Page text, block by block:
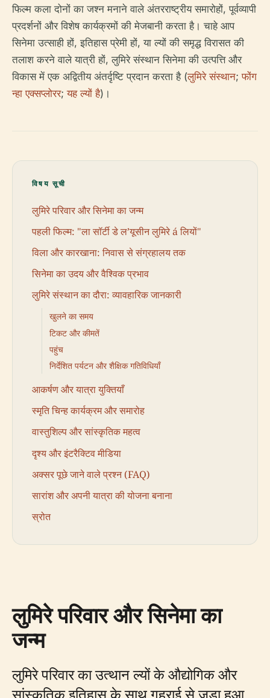
फिल्म कला दोनों का जश्न मनाने वाले अंतरराष्ट्रीय समारोहों, पूर्वव्यापी
प्रदर्शनों और विशेष कार्यक्रमों की मेजबानी करता है। चाहे आप
सिनेमा उत्साही हों, इतिहास प्रेमी हों, या ल्यों की समृद्ध विरासत की
तलाश करने वाले यात्री हों, लुमिरे संस्थान सिनेमा की उत्पत्ति और
विकास में एक अद्वितीय अंतर्दृष्टि प्रदान करता है (लुमिरे संस्थान;फोंग
न्हा एक्सप्लोरर;यह ल्यों है)।
विषय सूची
लुमिरे परिवार और सिनेमा का जन्म
पहली फिल्म: "ला सॉर्टी डे ल’यूसीन लुमिरे á लियों"
विला और कारखाना: निवास से संग्रहालय तक
सिनेमा का उदय और वैश्विक प्रभाव
लुमिरे संस्थान का दौरा: व्यावहारिक जानकारी
खुलने का समय
टिकट और कीमतें
पहुंच
निर्देशित पर्यटन और शैक्षिक गतिविधियाँ
आकर्षण और यात्रा युक्तियाँ
स्मृति चिन्ह कार्यक्रम और समारोह
वास्तुशिल्प और सांस्कृतिक महत्व
दृश्य और इंटरैक्टिव मीडिया
अक्सर पूछे जाने वाले प्रश्न (FAQ)
सारांश और अपनी यात्रा की योजना बनाना
स्रोत
लुमिरे परिवार और सिनेमा का
जन्म
लुमिरे परिवार का उत्थान ल्यों के औद्योगिक और
सांस्कृतिक इतिहास के साथ गहराई से जुड़ा हुआ